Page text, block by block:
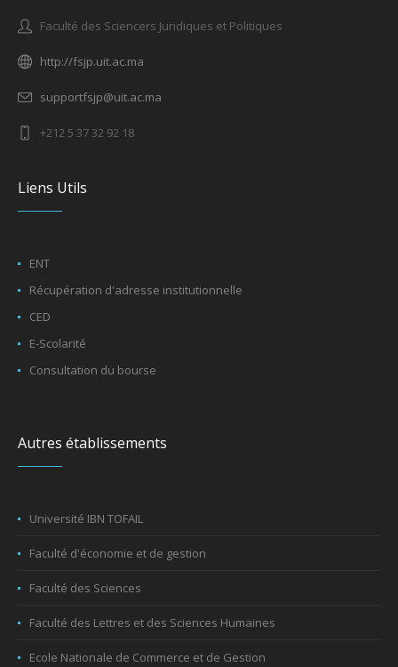
Faculté des Sciencers Juridiques et Politiques
http://fsjp.uit.ac.ma
supportfsjp@uit.ac.ma
+212 5 37 32 92 18
Liens Utils
ENT
Récupération d'adresse institutionnelle
CED
E-Scolarité
Consultation du bourse
Autres établissements
Université IBN TOFAIL
Faculté d'économie et de gestion
Faculté des Sciences
Faculté des Lettres et des Sciences Humaines
Ecole Nationale de Commerce et de Gestion